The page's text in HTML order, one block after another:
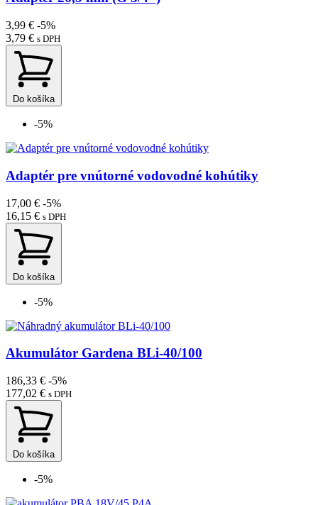
3,99 € -5%
3,79 € s DPH
Do košíka
-5%
Adaptér pre vnútorné vodovodné kohútiky
17,00 € -5%
16,15 € s DPH
Do košíka
-5%
Akumulátor Gardena BLi-40/100
186,33 € -5%
177,02 € s DPH
Do košíka
-5%